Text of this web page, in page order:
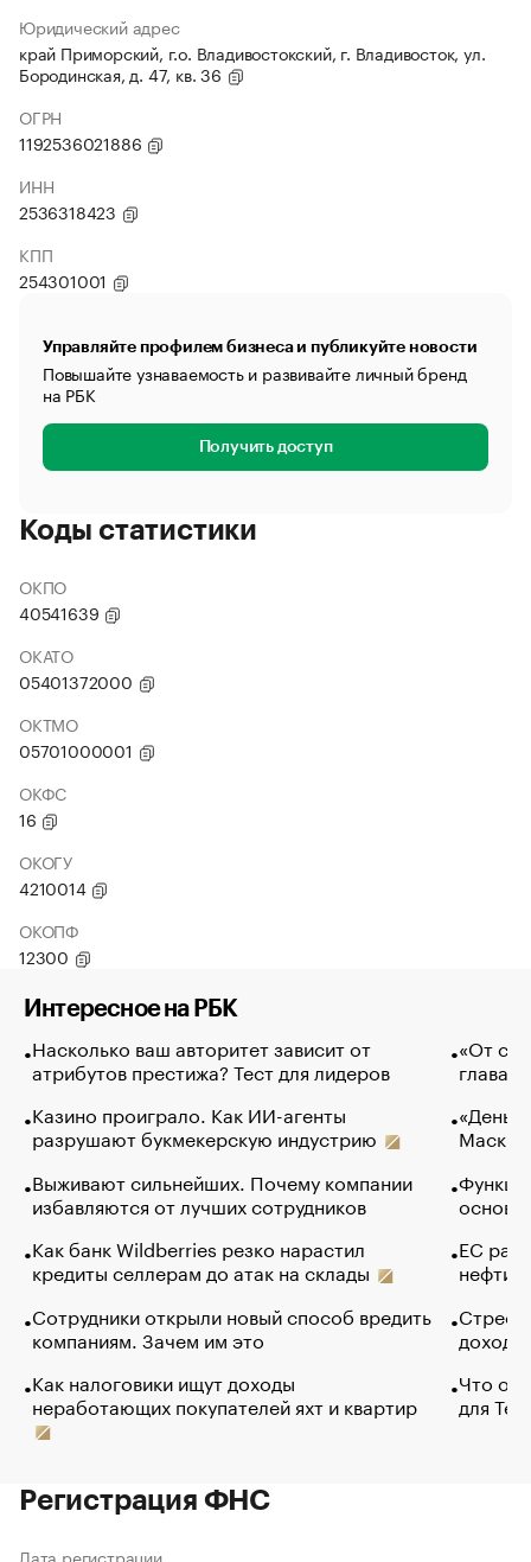
Юридический адрес
край Приморский, г.о. Владивостокский, г. Владивосток, ул.
Бородинская, д. 47, кв. 36
ОГРН
1192536021886
ИНН
2536318423
КПП
254301001
Управляйте профилем бизнеса и публикуйте новости
Повышайте узнаваемость и развивайте личный бренд
на РБК
Получить доступ
Коды статистики
ОКПО
40541639
ОКАТО
05401372000
ОКТМО
05701000001
ОКФС
16
ОКОГУ
4210014
ОКОПФ
12300
Интересное на РБК
Насколько ваш авторитет зависит от
атрибутов престижа? Тест для лидеров
Казино проиграло. Как ИИ-агенты
разрушают букмекерскую индустрию
Выживают сильнейших. Почему компании
избавляются от лучших сотрудников
Как банк Wildberries резко нарастил
кредиты селлерам до атак на склады
Сотрудники открыли новый способ вредить
компаниям. Зачем им это
Как налоговики ищут доходы
неработающих покупателей яхт и квартир
«От
глава
Маск в
основ
ЕС
нефти
Что
для
Регистрация ФНС
Дата регистрации